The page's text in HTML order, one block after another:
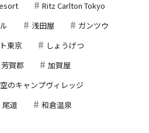
Ritz Carlton Tokyo
浅田屋
ガンツウ
東京
しょうげつ
芳賀郡
加賀屋
のキャンプヴィレッジ
尾道
和倉温泉